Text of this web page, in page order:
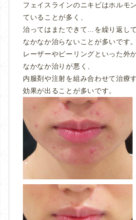
フェイスラインのニキビはホルモ
ていることが多く、
治ってはまたできて…を繰り返して
なかなか治らないことが多いです。
レーザーやピーリングといった外
なかなか治りが悪く、
内服剤や注射を組み合わせて治療
効果が出ることが多いです。